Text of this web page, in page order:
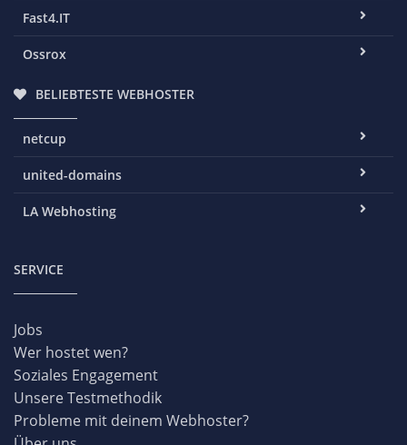
Fast4.IT
Ossrox
BELIEBTESTE WEBHOSTER
netcup
united-domains
LA Webhosting
SERVICE
Jobs
Wer hostet wen?
Soziales Engagement
Unsere Testmethodik
Probleme mit deinem Webhoster?